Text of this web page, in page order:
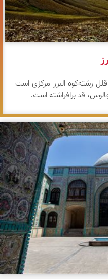
قلل رشته‌کوه البرز مرکزی است
قد برافراشته است.